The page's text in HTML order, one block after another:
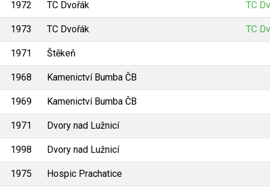
1972 TC Dvořák TC
1973 TC Dvořák TC
1971 Štěkeň
1968 Kamenictví Bumba ČB
1969 Kamenictví Bumba ČB
1971 Dvory nad Lužnicí
1998 Dvory nad Lužnicí
1975 Hospic Prachatice